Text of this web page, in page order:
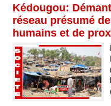
Kédougou:
réseau présumé
humains et de